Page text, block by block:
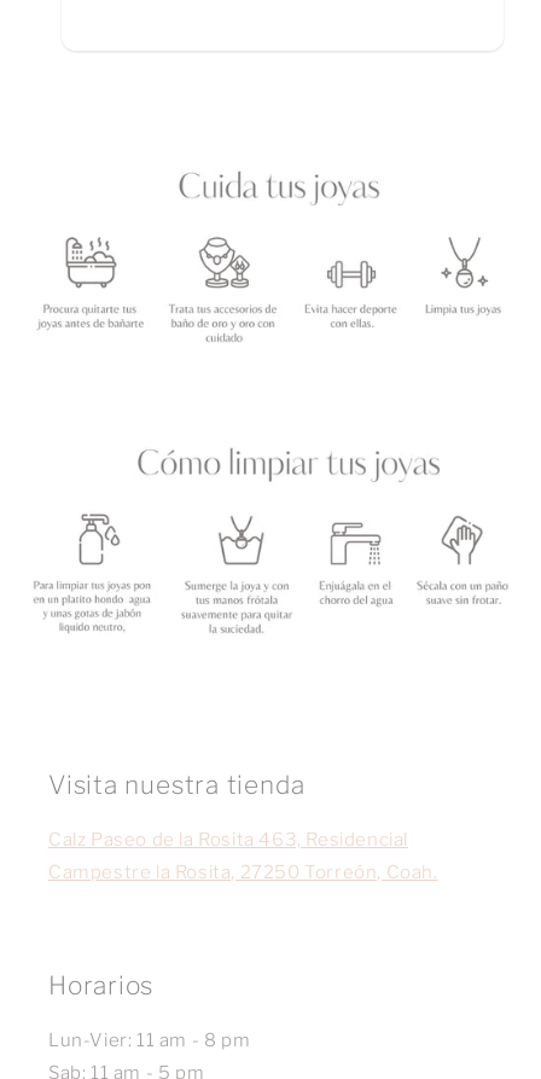
Visita nuestra tienda
Calz Paseo de la Rosita 463, Residencial
Campestre la Rosita, 27250 Torreón, Coah.
Horarios
Lun-Vier: 11 am - 8 pm
Sab: 11 am - 5 pm